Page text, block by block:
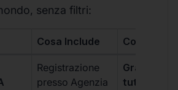
senza filtri:
Cosa Include Costo
Registrazione
presso Agenzia
Gratis,
tutti i piani